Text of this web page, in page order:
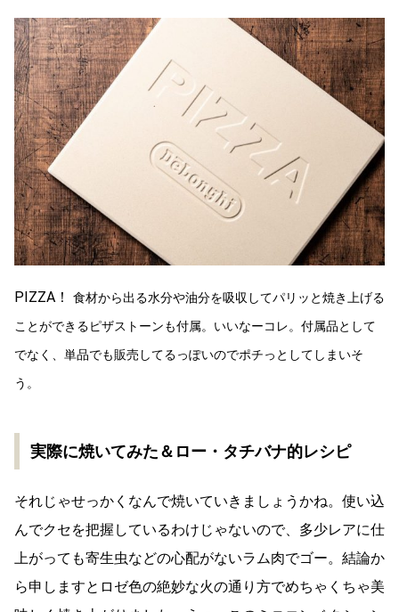
PIZZA！ 食材から出る水分や油分を吸収してパリッと焼き上げる
ことができるピザストーンも付属。いいなーコレ。付属品として
でなく、単品でも販売してるっぽいのでポチっとしてしまいそ
う。
実際に焼いてみた＆ロー・タチバナ的レシピ
それじゃせっかくなんで焼いていきましょうかね。使い込
んでクセを把握しているわけじゃないので、多少レアに仕
上がっても寄生虫などの心配がないラム肉でゴー。結論か
ら申しますとロゼ色の絶妙な火の通り方でめちゃくちゃ美